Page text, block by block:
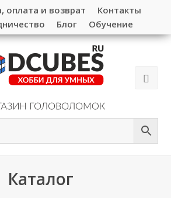
оплата и возврат
Контакты
Блог Обучение
Каталог